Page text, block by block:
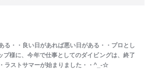
る・・良い日があれば悪い日がある・・プロとし
プ様に、今年で仕事としてのダイビングは、終了
ラストサマーが始まりました・・^_-☆